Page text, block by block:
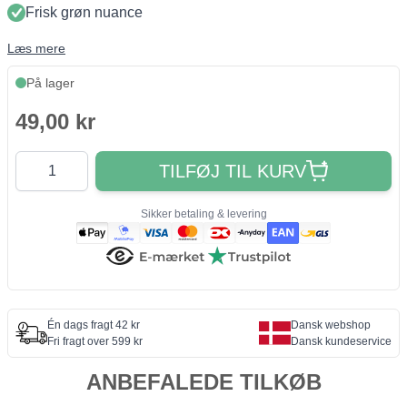
Frisk grøn nuance
Læs mere
På lager
49,00 kr
Antal
TILFØJ TIL KURV
Sikker betaling & levering
Én dags fragt 42 kr
Fri fragt over 599 kr
Dansk webshop
Dansk kundeservice
ANBEFALEDE TILKØB